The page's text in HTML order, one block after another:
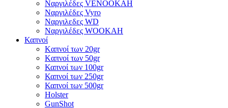
Ναργιλέδες VENOOKAH
Ναργιλέδες Vyro
Ναργιλεδες WD
Ναργιλέδες WOOKAH
Καπνοί
Kαπνοί των 20gr
Kαπνοί των 50gr
Καπνοί των 100gr
Καπνοί των 250gr
Καπνοί των 500gr
Holster
GunShot